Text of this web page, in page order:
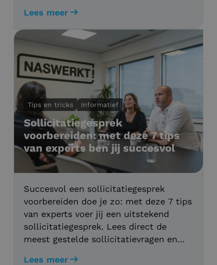
Lees meer
Tips en tricks Informatief
Sollicitatiegesprek
voorbereiden: met deze 7 tips
van experts ben jij succesvol
Succesvol een sollicitatiegesprek
voorbereiden doe je zo: met deze 7 tips
van experts voer jij een uitstekend
sollicitatiegesprek. Lees direct de
meest gestelde sollicitatievragen en
Lees meer